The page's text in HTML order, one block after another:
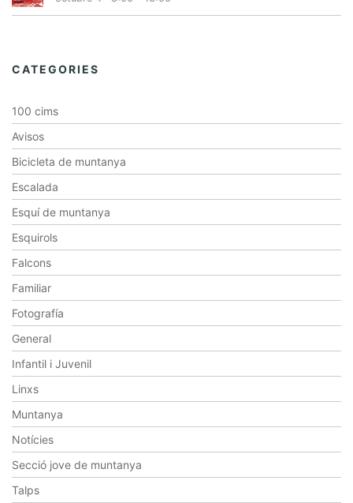
CATEGORIES
100 cims
Avisos
Bicicleta de muntanya
Escalada
Esquí de muntanya
Esquirols
Falcons
Familiar
Fotografía
General
Infantil i Juvenil
Linxs
Muntanya
Notícies
Secció jove de muntanya
Talps